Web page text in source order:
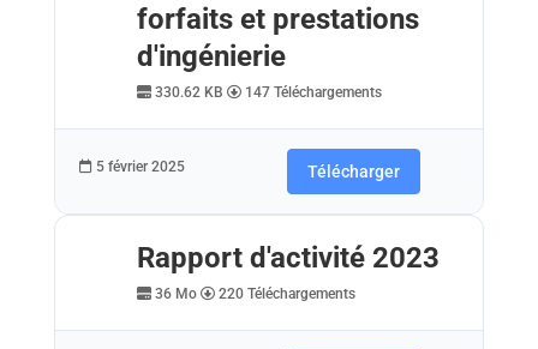
forfaits et prestations
d'ingénierie
330.62 KB 147 Téléchargements
5 février 2025 Télécharger
Rapport d'activité 2023
36 Mo 220 Téléchargements